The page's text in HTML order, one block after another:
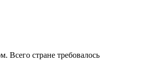
Всего стране требовалось